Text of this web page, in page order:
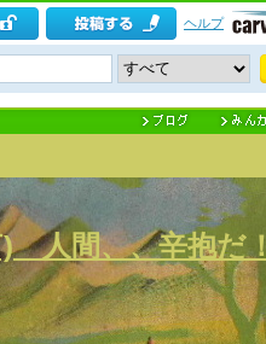
ヘルプ
人間、、辛抱だ！